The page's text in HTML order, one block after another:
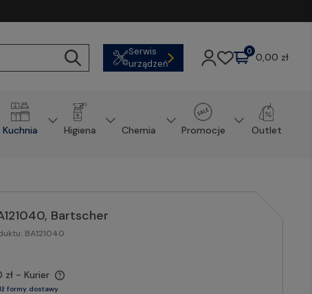
Serwis
urządzeń
0,00 zł
0
Kuchnia Higiena Chemia Promocje Outlet
Bartscher
BA121040
zł - Kurier
formy dostawy